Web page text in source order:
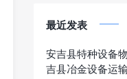
最近发表
安吉县特种设备
吉县冶金设备运